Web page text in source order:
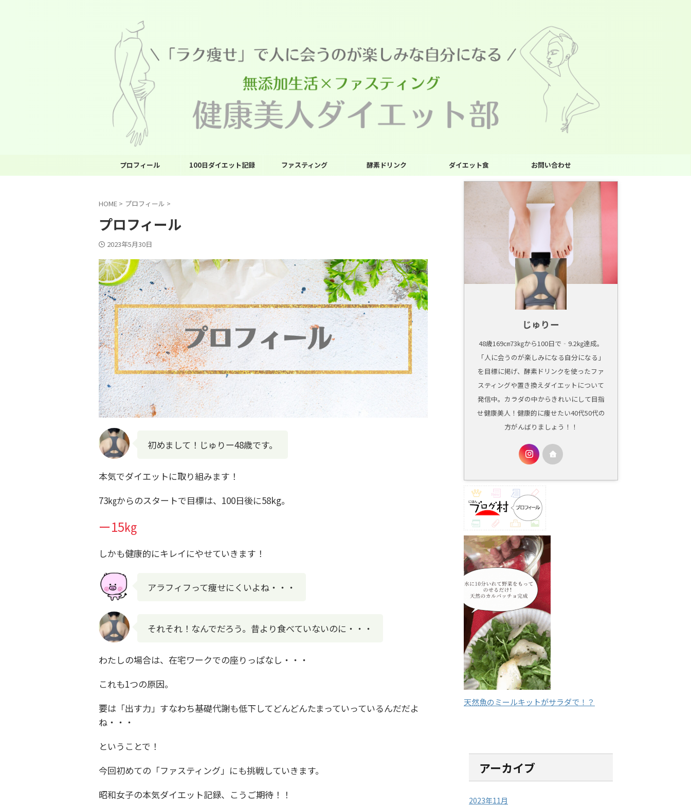
プロフィール 100日ダイエット記録 ファスティング 酵素ドリンク ダイエット食 お問い合わせ
HOME > プロフィール >
プロフィール
2023年5月30日
初めまして！じゅりー48歳です。
本気でダイエットに取り組みます！
73㎏からのスタートで目標は、100日後に58kg。
ー15㎏
しかも健康的にキレイにやせていきます！
アラフィフって痩せにくいよね・・・
それそれ！なんでだろう。昔より食べていないのに・・・
わたしの場合は、在宅ワークでの座りっぱなし・・・
これも1つの原因。
要は「出す力」すなわち基礎代謝も低下してどんどんたまっていっているんだだよ
ね・・・
ということで！
今回初めての「ファスティング」にも挑戦していきます。
昭和女子の本気ダイエット記録、こうご期待！！
じゅりー
48歳169㎝73㎏から100日で‐9.2㎏達成。
「人に会うのが楽しみになる自分になる」
を目標に掲げ、酵素ドリンクを使ったファ
スティングや置き換えダイエットについて
発信中。カラダの中からきれいにして目指
せ健康美人！健康的に痩せたい40代50代の
方がんばりましょう！！
天然魚のミールキットがサラダで！？
アーカイブ
2023年11月